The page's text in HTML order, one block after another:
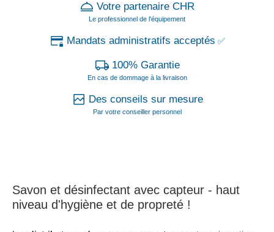
Votre partenaire CHR
Le professionnel de l'équipement
Mandats administratifs acceptés ✅
100% Garantie
En cas de dommage à la livraison
Des conseils sur mesure
Par votre conseiller personnel
Savon et désinfectant avec capteur - haut
niveau d'hygiène et de propreté !